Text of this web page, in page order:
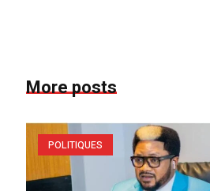
More posts
POLITIQUES